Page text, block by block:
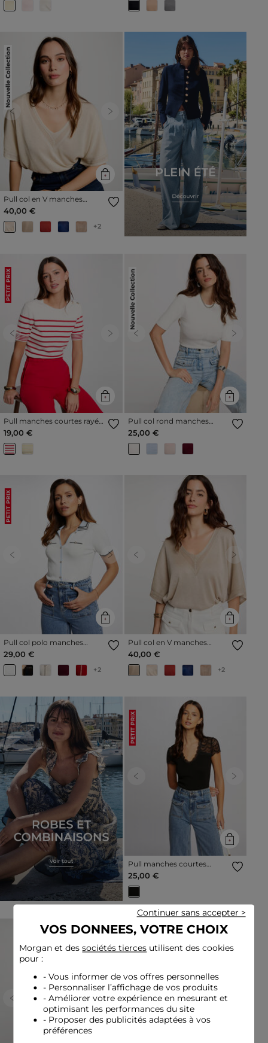
Nouvelle Collection
Previous Next
Pull col en V manches
courtes ivoire femme
40,00 €
+2
PETIT PRIX
Previous Next
Pull manches courtes rayé
ivoire femme
19,00 €
Nouvelle Collection
Previous Next
Pull col rond manches
courtes ivoire femme
25,00 €
PETIT PRIX
Previous Next
Pull col polo manches
courtes ivoire femme
29,00 €
+2
Previous Next
Pull col en V manches
courtes sable femme
40,00 €
+2
PETIT PRIX
Previous Next
Pull manches courtes
dentelle noir femme
25,00 €
Previous Next
Nouvelle Collection
Previous
VOS DONNEES, VOTRE CHOIX
Morgan et dessociétés tierces utilisent des cookies
pour :
- Vous informer de vos offres personnelles
- Personnaliser l’affichage de vos produits
- Améliorer votre expérience en mesurant et
optimisant les performances du site
- Proposer des publicités adaptées à vos
préférences
Continuer sans accepter >